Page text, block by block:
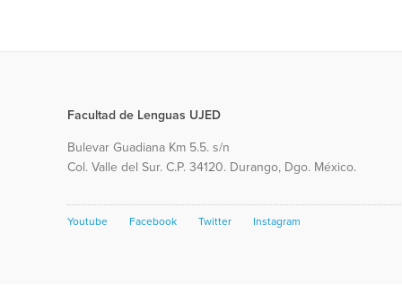
Facultad de Lenguas UJED
Bulevar Guadiana Km 5.5. s/n
Col. Valle del Sur. C.P. 34120. Durango, Dgo. México.
Youtube Facebook Twitter Instagram